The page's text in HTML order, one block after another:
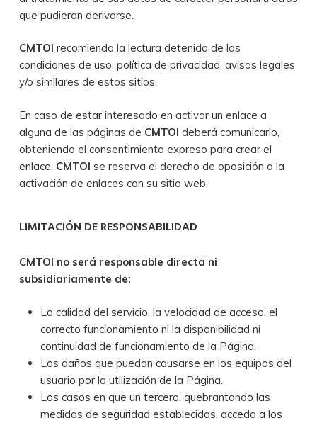
que pudieran derivarse.
CMTOI recomienda la lectura detenida de las
condiciones de uso, política de privacidad, avisos legales
y/o similares de estos sitios.
En caso de estar interesado en activar un enlace a
alguna de las páginas de CMTOI deberá comunicarlo,
obteniendo el consentimiento expreso para crear el
enlace. CMTOI se reserva el derecho de oposición a la
activación de enlaces con su sitio web.
LIMITACIÓN DE RESPONSABILIDAD
CMTOI no será responsable directa ni
subsidiariamente de:
La calidad del servicio, la velocidad de acceso, el
correcto funcionamiento ni la disponibilidad ni
continuidad de funcionamiento de la Página.
Los daños que puedan causarse en los equipos del
usuario por la utilización de la Página.
Los casos en que un tercero, quebrantando las
medidas de seguridad establecidas, acceda a los